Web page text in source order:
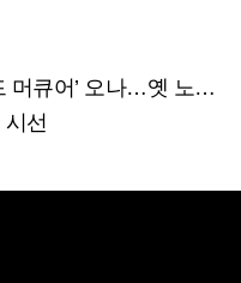
…옛 노보텔 자리 사무실 개설
시선